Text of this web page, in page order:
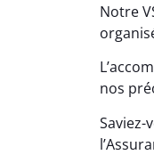
Notre
nos
Saviez-